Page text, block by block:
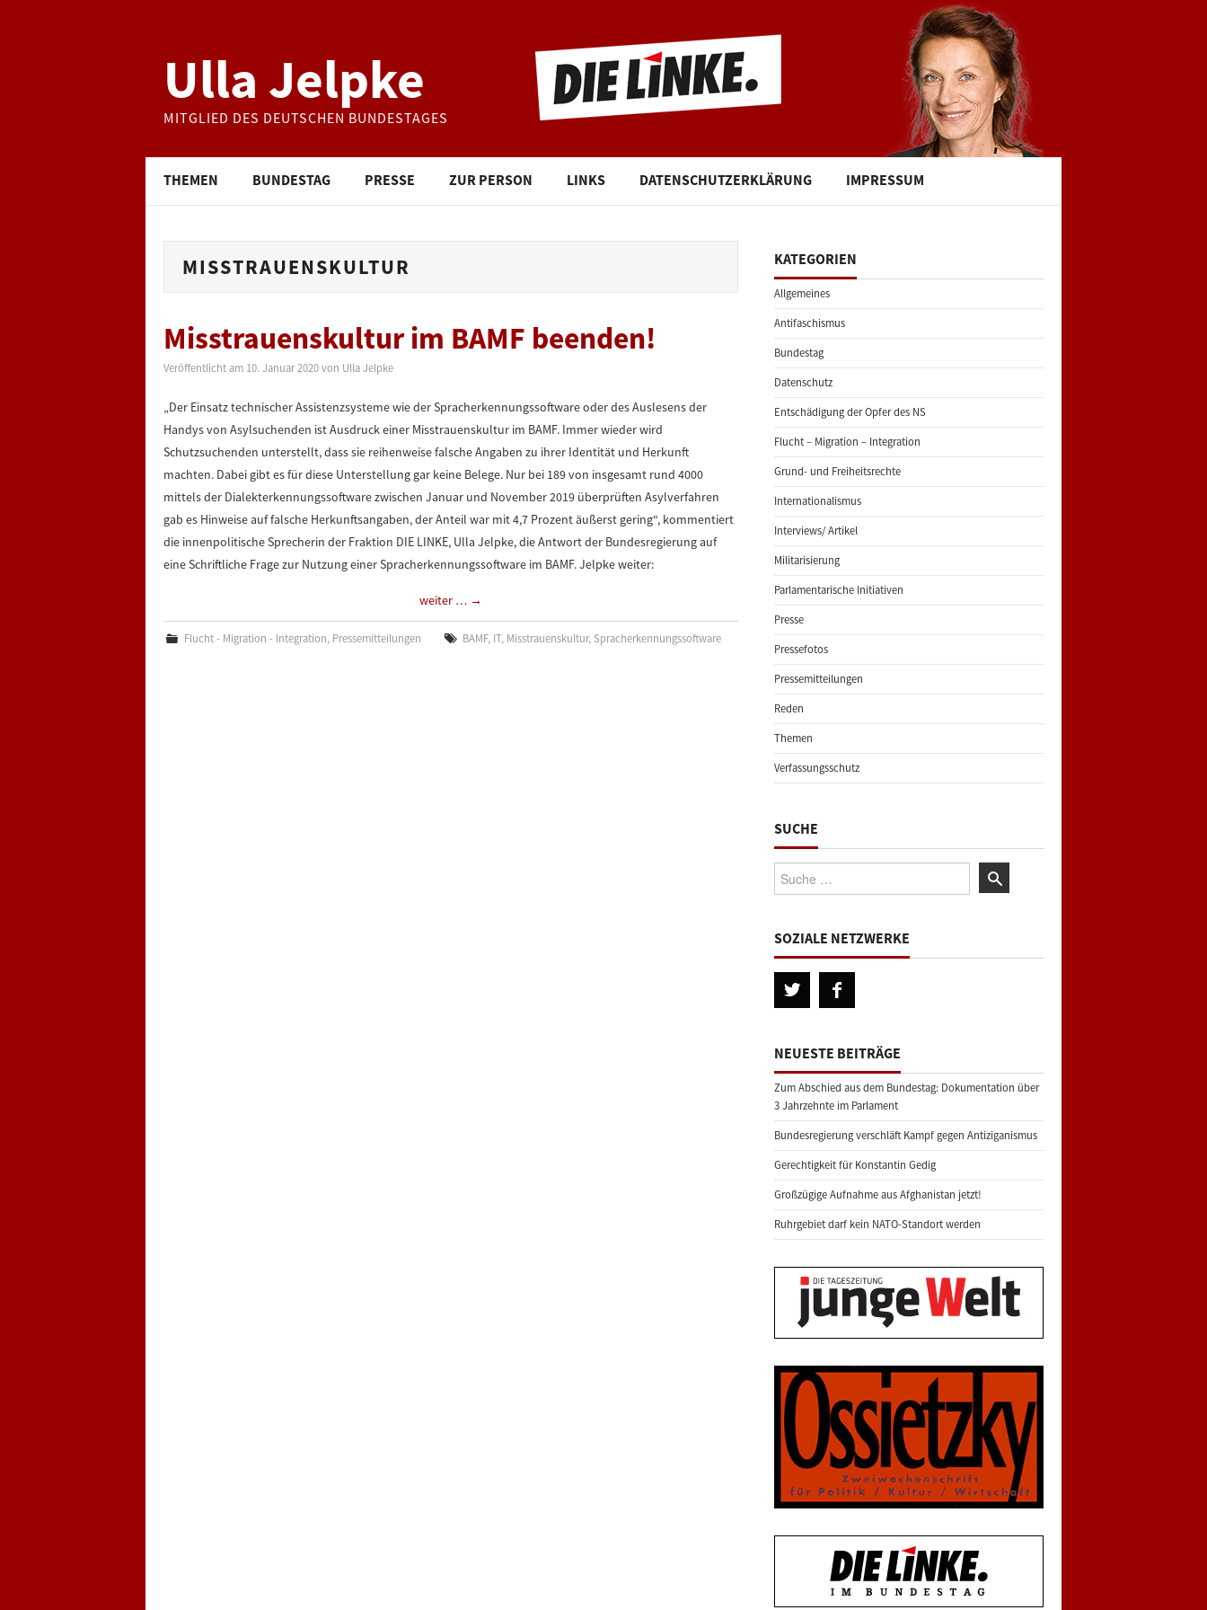
Ulla Jelpke
MITGLIED DES DEUTSCHEN BUNDESTAGES
THEMEN BUNDESTAG PRESSE ZUR PERSON LINKS DATENSCHUTZERKLÄRUNG IMPRESSUM
MISSTRAUENSKULTUR
Misstrauenskultur im BAMF beenden!
Veröffentlicht am 10. Januar 2020 von Ulla Jelpke
„Der Einsatz technischer Assistenzsysteme wie der Spracherkennungssoftware oder des Auslesens der
Handys von Asylsuchenden ist Ausdruck einer Misstrauenskultur im BAMF. Immer wieder wird
Schutzsuchenden unterstellt, dass sie reihenweise falsche Angaben zu ihrer Identität und Herkunft
machten. Dabei gibt es für diese Unterstellung gar keine Belege. Nur bei 189 von insgesamt rund 4000
mittels der Dialekterkennungssoftware zwischen Januar und November 2019 überprüften Asylverfahren
gab es Hinweise auf falsche Herkunftsangaben, der Anteil war mit 4,7 Prozent äußerst gering“, kommentiert
die innenpolitische Sprecherin der Fraktion DIE LINKE, Ulla Jelpke, die Antwort der Bundesregierung auf
eine Schriftliche Frage zur Nutzung einer Spracherkennungssoftware im BAMF. Jelpke weiter:
weiter … →
Flucht - Migration - Integration, Pressemitteilungen BAMF, IT, Misstrauenskultur, Spracherkennungssoftware
KATEGORIEN
Allgemeines
Antifaschismus
Bundestag
Datenschutz
Entschädigung der Opfer des NS
Flucht – Migration – Integration
Grund- und Freiheitsrechte
Internationalismus
Interviews/ Artikel
Militarisierung
Parlamentarische Initiativen
Presse
Pressefotos
Pressemitteilungen
Reden
Themen
Verfassungsschutz
SUCHE
Suche:
SOZIALE NETZWERKE
NEUESTE BEITRÄGE
Zum Abschied aus dem Bundestag: Dokumentation über
3 Jahrzehnte im Parlament
Bundesregierung verschläft Kampf gegen Antiziganismus
Gerechtigkeit für Konstantin Gedig
Großzügige Aufnahme aus Afghanistan jetzt!
Ruhrgebiet darf kein NATO-Standort werden